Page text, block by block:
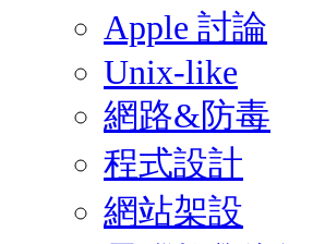
Apple 討論
Unix-like
網路&防毒
程式設計
網站架設